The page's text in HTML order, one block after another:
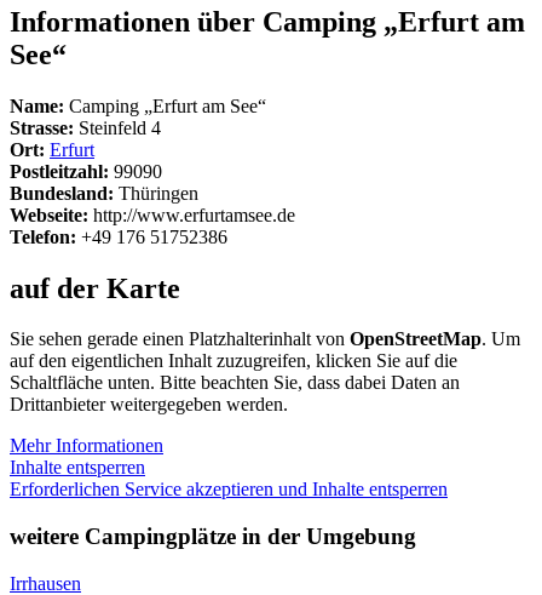
Informationen über Camping „Erfurt am
See“
Name: Camping „Erfurt am See“
Strasse: Steinfeld 4
Ort: Erfurt
Postleitzahl: 99090
Bundesland: Thüringen
Webseite: http://www.erfurtamsee.de
Telefon: +49 176 51752386
auf der Karte
Sie sehen gerade einen Platzhalterinhalt von OpenStreetMap. Um
auf den eigentlichen Inhalt zuzugreifen, klicken Sie auf die
Schaltfläche unten. Bitte beachten Sie, dass dabei Daten an
Drittanbieter weitergegeben werden.
Mehr Informationen
Inhalte entsperren
Erforderlichen Service akzeptieren und Inhalte entsperren
weitere Campingplätze in der Umgebung
Irrhausen